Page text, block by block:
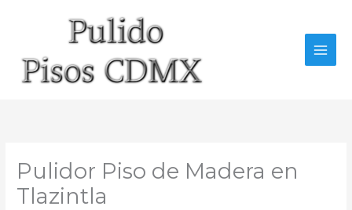
Pulidor Piso de Madera en
Tlazintla